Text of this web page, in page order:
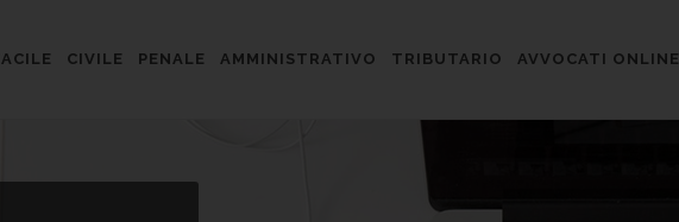
CIVILE PENALE AMMINISTRATIVO TRIBUTARIO AVVOCATI ONLINE